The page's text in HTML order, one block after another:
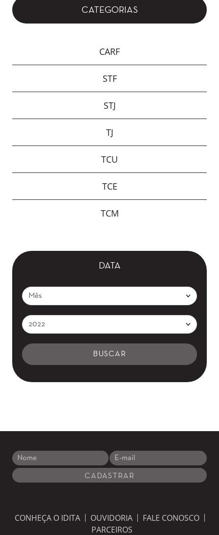
CATEGORIAS
CARF
STF
STJ
TJ
TCU
TCE
TCM
DATA
CONHEÇA O IDITA OUVIDORIA
FALE CONOSCO
PARCEIROS